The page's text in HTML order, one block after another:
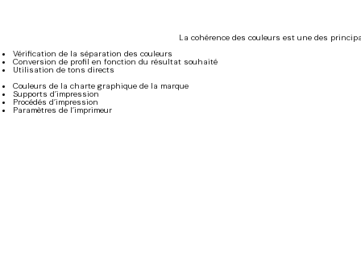
La cohérence des couleurs est une des
Vérification de la séparation des couleurs
Conversion de profil en fonction du résultat souhaité
Utilisation de tons directs
Couleurs de la charte graphique de la marque
Supports d’impression
Procédés d’impression
Paramètres de l’imprimeur